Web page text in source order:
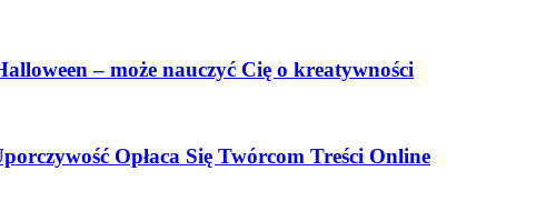
– może nauczyć Cię o kreatywności
Opłaca Się Twórcom Treści Online